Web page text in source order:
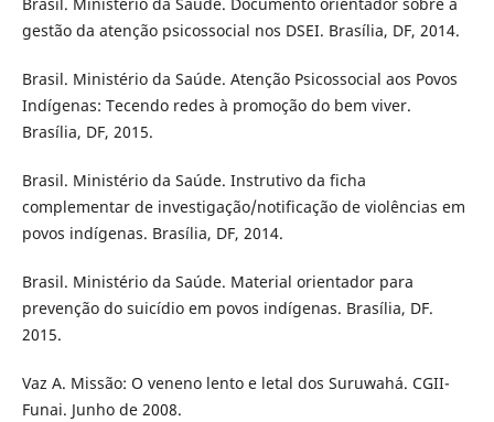
gestão da atenção psicossocial nos DSEI. Brasília, DF, 2014.
Brasil. Ministério da Saúde. Atenção Psicossocial aos Povos
Indígenas: Tecendo redes à promoção do bem viver.
Brasília, DF, 2015.
Brasil. Ministério da Saúde. Instrutivo da ficha
complementar de investigação/notificação de violências em
povos indígenas. Brasília, DF, 2014.
Brasil. Ministério da Saúde. Material orientador para
prevenção do suicídio em povos indígenas. Brasília, DF.
2015.
Vaz A. Missão: O veneno lento e letal dos Suruwahá. CGII-
Funai. Junho de 2008.